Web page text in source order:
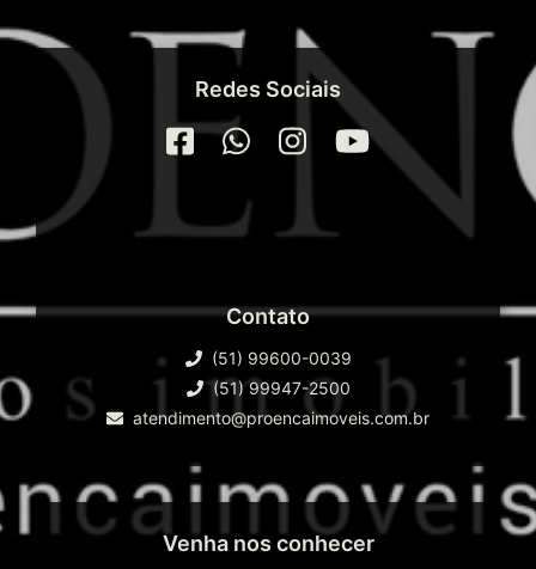
Redes Sociais
Contato
(51) 99600-0039
(51) 99947-2500
atendimento@proencaimoveis.com.br
Venha nos conhecer